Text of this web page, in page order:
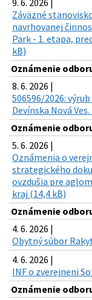
9. 6. 2026 |
Záväzné
navrhovanej
Park - 1. etapa,
kB)
Oznámenie
8. 6. 2026 |
506596/2026:
Devínska Nová
Oznámenie
5. 6. 2026 |
Oznámenia o
strategického
ovzdušia pre
kraj (14,4 kB)
Oznámenie
4. 6. 2026 |
Obytný súbor
4. 6. 2026 |
INF o zverejneni
Oznámenie